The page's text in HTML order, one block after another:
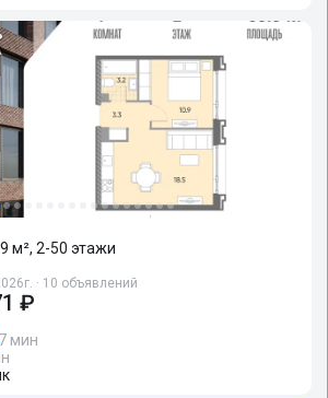
м², 2-50 этажи
· 10 объявлений
₽
мин